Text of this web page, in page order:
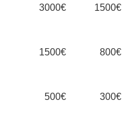
1500€
3000€
800€
1500€
300€
500€